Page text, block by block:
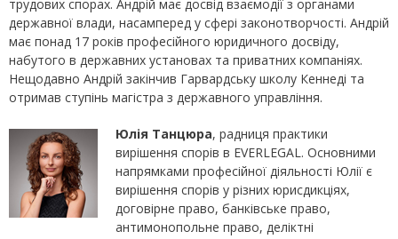
трудових спорах. Андрій має досвід взаємодії з органами
державної влади, насамперед у сфері законотворчості. Андрій
має понад 17 років професійного юридичного досвіду,
набутого в державних установах та приватних компаніях.
Нещодавно Андрій закінчив Гарвардську школу Кеннеді та
отримав ступінь магістра з державного управління.
Юлія Танцюра, радниця практики
вирішення спорів в EVERLEGAL. Основними
напрямками професійної діяльності Юлії є
вирішення спорів у різних юрисдикціях,
договірне право, банківське право,
антимонопольне право, деліктні